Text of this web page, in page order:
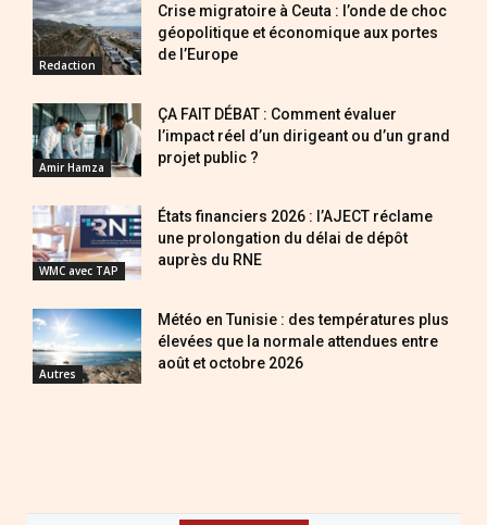
Redaction
Crise migratoire à Ceuta : l’onde de choc
géopolitique et économique aux portes
de l’Europe
Amir Hamza
ÇA FAIT DÉBAT : Comment évaluer
l’impact réel d’un dirigeant ou d’un grand
projet public ?
WMC avec TAP
États financiers 2026 : l’AJECT réclame
une prolongation du délai de dépôt
auprès du RNE
Autres
Météo en Tunisie : des températures plus
élevées que la normale attendues entre
août et octobre 2026